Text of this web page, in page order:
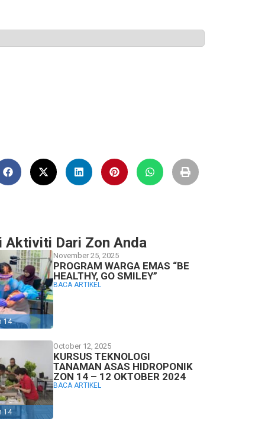
Aktiviti Dari Zon Anda
14
November 25, 2025
PROGRAM WARGA EMAS “BE
HEALTHY, GO SMILEY”
BACA ARTIKEL
14
October 12, 2025
KURSUS TEKNOLOGI
TANAMAN ASAS HIDROPONIK
ZON 14 – 12 OKTOBER 2024
BACA ARTIKEL